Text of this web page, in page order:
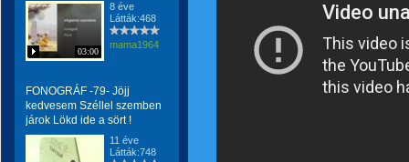
03:00
8 éve
Látták:468
mama1964
FONOGRÁF -79- Jöjj
kedvesem Széllel szemben
járok Lökd ide a sört !
11 éve
Látták:748